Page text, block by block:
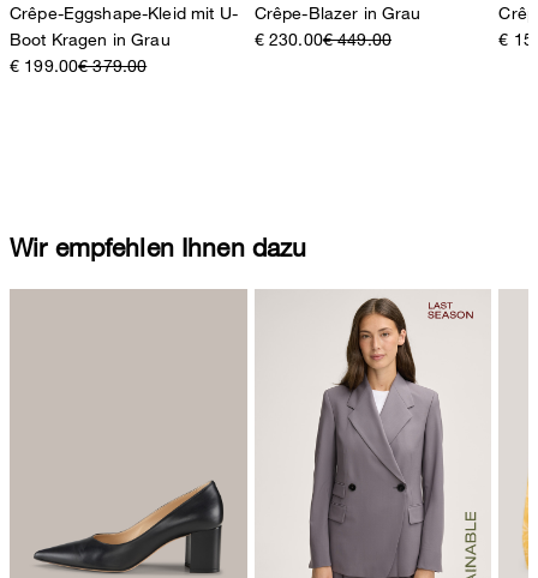
Crêpe-Eggshape-Kleid mit U-
Boot Kragen in Grau
€ 199.00€ 379.00
Crêpe-Blazer in Grau
€ 230.00€ 449.00
€
Wir empfehlen Ihnen dazu